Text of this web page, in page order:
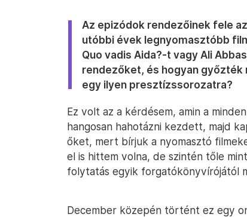
Az epizódok rendezőinek fele
utóbbi évek legnyomasztóbb
Quo vadis Aida?-t vagy Ali
rendezőket, és hogyan
egy ilyen presztízssorozatra?
Ez volt az a kérdésem, amin a
hangosan hahotázni kezdett, majd
őket, mert bírjuk a nyomasztó
el is hittem volna, de szintén tőle
folytatás egyik forgatókönyvírójától
December közepén történt ez egy